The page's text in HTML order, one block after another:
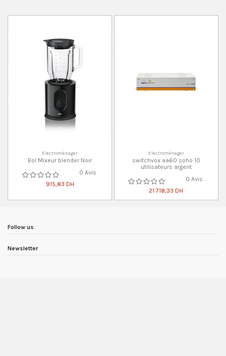
Electroménager
Bol Mixeur blender Noir
0 Avis
915,83 DH
Electroménager
switchvox aa60 soho 10
utilisateurs argent
0 Avis
21 718,33 DH
Follow us
Newsletter